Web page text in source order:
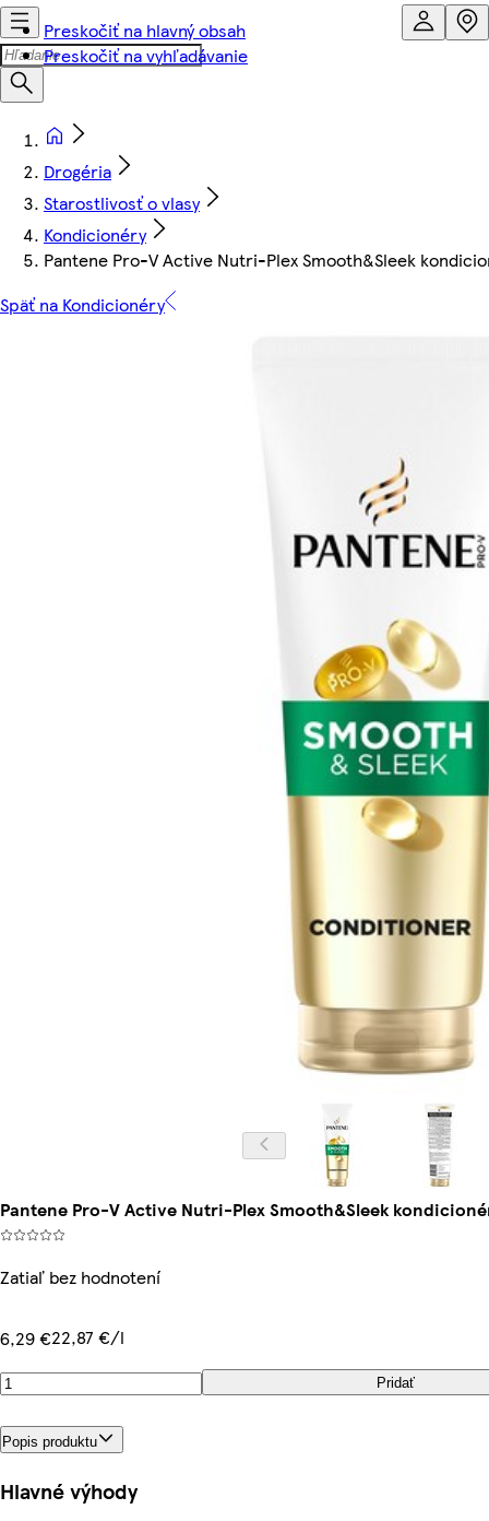
Preskočiť na hlavný obsah
Preskočiť na vyhľadávanie
Drogéria
Starostlivosť o vlasy
Kondicionéry
Pantene Pro-V Active Nutri-Plex Smooth&Sleek
Späť na Kondicionéry
Pantene Pro-V Active Nutri-Plex Smooth&Sleek
Zatiaľ bez hodnotení
6,29 €22,87 €/l
Pridať
Popis produktu
Hlavné výhody